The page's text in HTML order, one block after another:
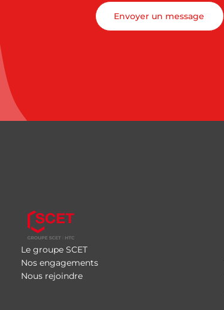
Envoyer un message
Le groupe SCET
Nos engagements
Nous rejoindre